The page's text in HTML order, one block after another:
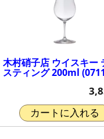
木村硝子店 ウイスキー
スティング 200ml
カートに入れる